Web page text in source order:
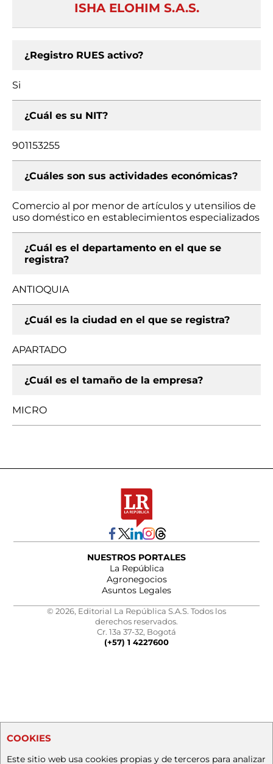
ISHA ELOHIM S.A.S.
¿Registro RUES activo?
Si
¿Cuál es su NIT?
901153255
¿Cuáles son sus actividades económicas?
Comercio al por menor de artículos y utensilios de
uso doméstico en establecimientos especializados
¿Cuál es el departamento en el que se
registra?
ANTIOQUIA
¿Cuál es la ciudad en el que se registra?
APARTADO
¿Cuál es el tamaño de la empresa?
MICRO
NUESTROS PORTALES
La República
Agronegocios
Asuntos Legales
© 2026, Editorial La República S.A.S. Todos los
derechos reservados.
Cr. 13a 37-32, Bogotá
(+57) 1 4227600
COOKIES
Este sitio web usa cookies propias y de terceros para analizar